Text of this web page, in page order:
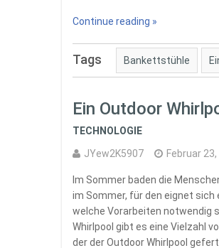
Continue reading »
Tags Bankettstühle
Ein Outdoor
TECHNOLOGIE
JYew2K5907
Februar
Im Sommer baden die
im Sommer, für den eignet sich
welche Vorarbeiten notwendig
Whirlpool gibt es eine Vielzahl
der der Outdoor Whirlpool